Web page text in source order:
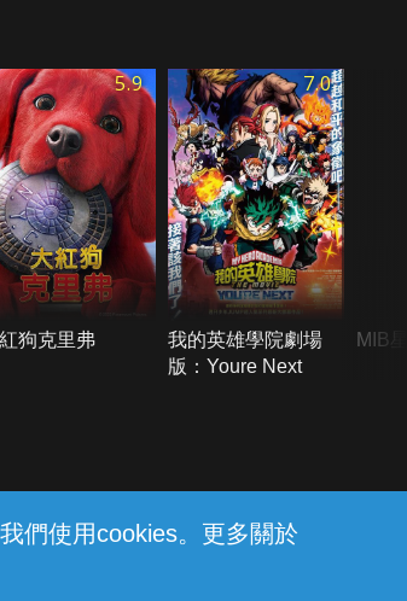
們使用cookies。更多關於
5.9
狗克里弗
7.0
我的英雄學院劇場
版：Youre Next
MIB